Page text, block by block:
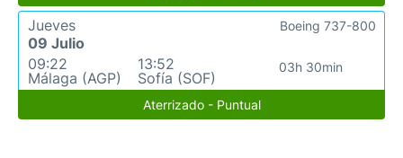
Jueves
09 Julio
09:22
Málaga (AGP)
13:52
Sofía (SOF)
03h 30min
Boeing 737-800
Aterrizado - Puntual